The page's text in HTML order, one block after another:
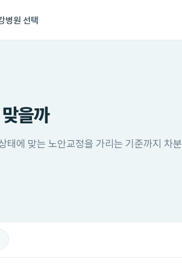
병원 선택
을까
태에 맞는 노안교정을 가리는 기준까지 차분